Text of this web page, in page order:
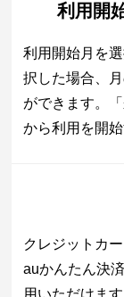
利用開
利用開始月を
択した場合、
ができます。
から利用を開
クレジットカ
auかんたん決